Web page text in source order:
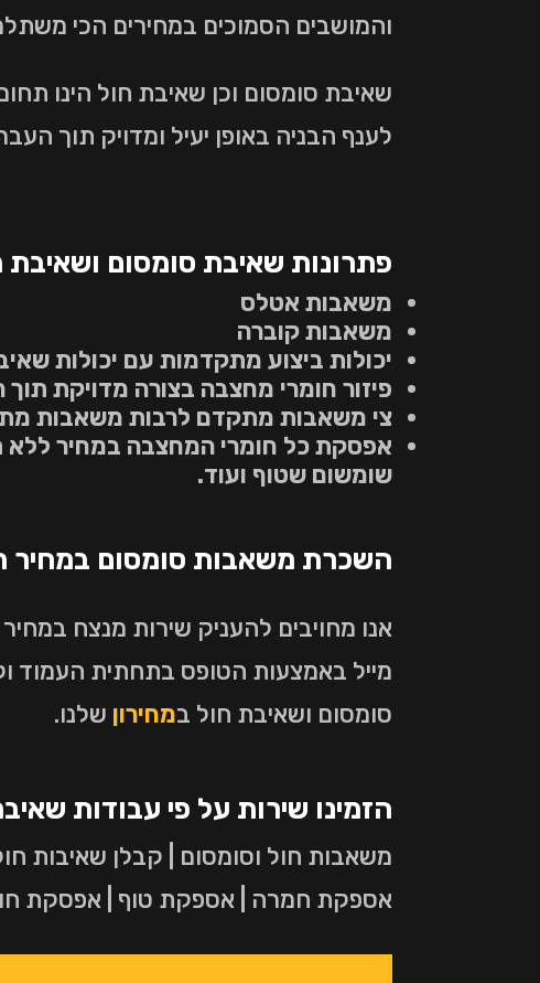
והמושבים הסמוכים במחירים הכי משתלמים
שאיבת סומסום וכן שאיבת חול הינו
לענף הבניה באופן יעיל ומדויק תוך
פתרונות שאיבת סומסום
משאבות אטלס
משאבות קוברה
יכולות ביצוע מתקדמות עם יכולות שאיבה עד
פיזור חומרי מחצבה בצורה מדויקת
צי משאבות מתקדם לרבות משאבות
אפסקת כל חומרי המחצבה במחיר ללא
שומשום שטוף ועוד.
השכרת משאבות סומסום במחיר
אנו מחויבים להעניק שירות מנצח
מייל באמצעות הטופס בתחתית העמוד
סומסום ושאיבת חול במחירון שלנו.
הזמינו שירות על פי עבודות
משאבות חול וסומסום | קבלן שאיבות
אספקת חמרה | אספקת טוף | אפסקת